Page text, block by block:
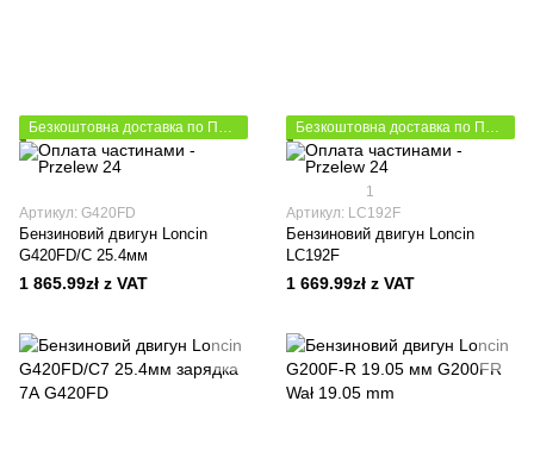
Безкоштовна доставка по Польщі
Артикул: G420FD
Бензиновий двигун Loncin
G420FD/C 25.4мм
1 865.99zł z VAT
Безкоштовна доставка по Польщі
1
Артикул: LC192F
Бензиновий двигун Loncin
LC192F
1 669.99zł z VAT